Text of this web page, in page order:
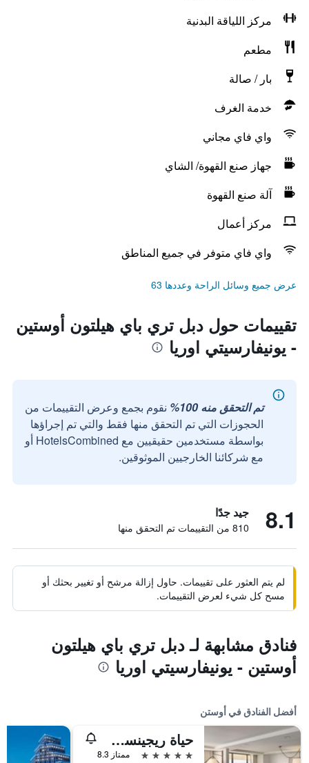
مركز اللياقة البدنية
مطعم
بار / صالة
خدمة الغرف
واي فاي مجاني
جهاز صنع القهوة/ الشاي
آلة صنع القهوة
مركز أعمال
واي فاي متوفر في جميع المناطق
عرض جميع وسائل الراحة وعددها 63
تقييمات حول دبل تري باي هيلتون أوستين
- يونيفارسيتي اوريا
تم التحقق منه 100%
نقوم بجمع وعرض التقييمات من
الحجوزات التي تم التحقق منها فقط والتي تم إجراؤها
بواسطة مستخدمين حقيقيين مع HotelsCombined أو
مع شركائنا الخارجيين الموثوقين.
8.1 جيد جدًا
810 من التقييمات تم التحقق منها
لم يتم العثور على تقييمات. حاول إزالة مرشح أو تغيير بحثك أو
مسح كل شيء لعرض التقييمات.
فنادق مشابهة لـ دبل تري باي هيلتون
أوستين - يونيفارسيتي اوريا
أفضل الفنادق في أوستن
حياة ريجينسي أوستن
5 نجوم
ممتاز 8.3